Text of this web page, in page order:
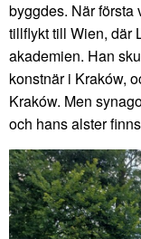
byggdes. När första
tillflykt till Wien, där
akademien. Han
konstnär i Kraków,
Kraków. Men
och hans alster